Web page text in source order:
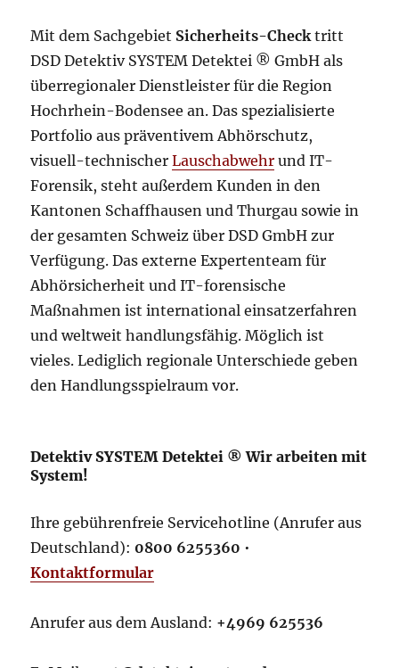
Mit dem Sachgebiet Sicherheits-Check tritt
DSD Detektiv SYSTEM Detektei ® GmbH als
überregionaler Dienstleister für die Region
Hochrhein-Bodensee an. Das spezialisierte
Portfolio aus präventivem Abhörschutz,
visuell-technischerLauschabwehr und IT-
Forensik, steht außerdem Kunden in den
Kantonen Schaffhausen und Thurgau sowie in
der gesamten Schweiz über DSD GmbH zur
Verfügung. Das externe Expertenteam für
Abhörsicherheit und IT-forensische
Maßnahmen ist international einsatzerfahren
und weltweit handlungsfähig. Möglich ist
vieles. Lediglich regionale Unterschiede geben
den Handlungsspielraum vor.
Detektiv SYSTEM Detektei ® Wir arbeiten mit
System!
Ihre gebührenfreie Servicehotline (Anrufer aus
Deutschland): 0800 6255360 •
Kontaktformular
Anrufer aus dem Ausland: +4969 625536